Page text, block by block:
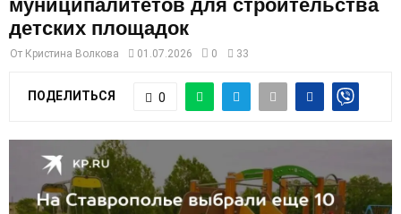
A
R
Y
E
муниципалитетов для строительства
детских площадок
От Кристина Волкова 01.07.2026 0 33
ПОДЕЛИТЬСЯ 0